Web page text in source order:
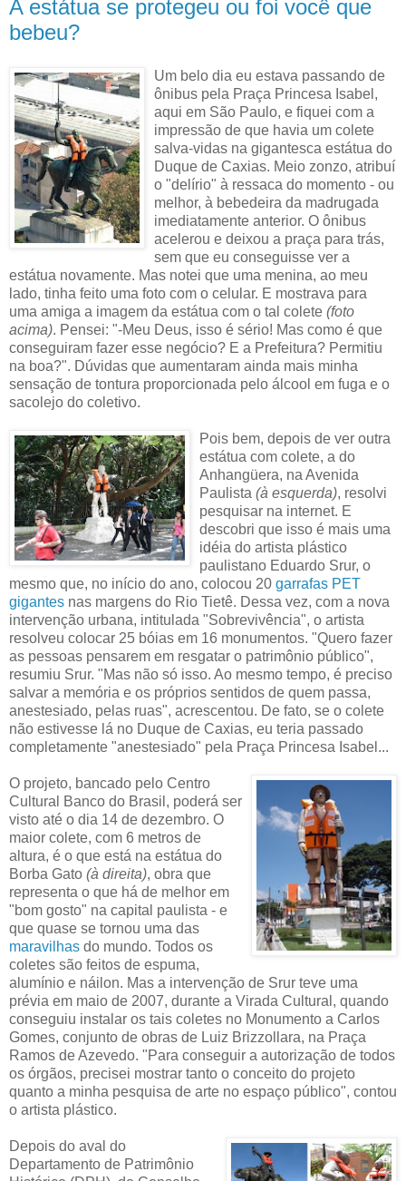
A estátua se protegeu ou foi você que
bebeu?
Um belo dia eu estava passando de
ônibus pela Praça Princesa Isabel,
aqui em São Paulo, e fiquei com a
impressão de que havia um colete
salva-vidas na gigantesca estátua do
Duque de Caxias. Meio zonzo, atribuí
o "delírio" à ressaca do momento - ou
melhor, à bebedeira da madrugada
imediatamente anterior. O ônibus
acelerou e deixou a praça para trás,
sem que eu conseguisse ver a
estátua novamente. Mas notei que uma menina, ao meu
lado, tinha feito uma foto com o celular. E mostrava para
uma amiga a imagem da estátua com o tal colete (foto
acima). Pensei: "-Meu Deus, isso é sério! Mas como é que
conseguiram fazer esse negócio? E a Prefeitura? Permitiu
na boa?". Dúvidas que aumentaram ainda mais minha
sensação de tontura proporcionada pelo álcool em fuga e o
sacolejo do coletivo.
Pois bem, depois de ver outra
estátua com colete, a do
Anhangüera, na Avenida
Paulista (à esquerda), resolvi
pesquisar na internet. E
descobri que isso é mais uma
idéia do artista plástico
paulistano Eduardo Srur, o
mesmo que, no início do ano, colocou 20 garrafas PET
gigantes nas margens do Rio Tietê. Dessa vez, com a nova
intervenção urbana, intitulada "Sobrevivência", o artista
resolveu colocar 25 bóias em 16 monumentos. "Quero fazer
as pessoas pensarem em resgatar o patrimônio público",
resumiu Srur. "Mas não só isso. Ao mesmo tempo, é preciso
salvar a memória e os próprios sentidos de quem passa,
anestesiado, pelas ruas", acrescentou. De fato, se o colete
não estivesse lá no Duque de Caxias, eu teria passado
completamente "anestesiado" pela Praça Princesa Isabel...
O projeto, bancado pelo Centro
Cultural Banco do Brasil, poderá ser
visto até o dia 14 de dezembro. O
maior colete, com 6 metros de
altura, é o que está na estátua do
Borba Gato (à direita), obra que
representa o que há de melhor em
"bom gosto" na capital paulista - e
que quase se tornou uma das
maravilhas do mundo. Todos os
coletes são feitos de espuma,
alumínio e náilon. Mas a intervenção de Srur teve uma
prévia em maio de 2007, durante a Virada Cultural, quando
conseguiu instalar os tais coletes no Monumento a Carlos
Gomes, conjunto de obras de Luiz Brizzollara, na Praça
Ramos de Azevedo. "Para conseguir a autorização de todos
os órgãos, precisei mostrar tanto o conceito do projeto
quanto a minha pesquisa de arte no espaço público", contou
o artista plástico.
Depois do aval do
Departamento de Patrimônio